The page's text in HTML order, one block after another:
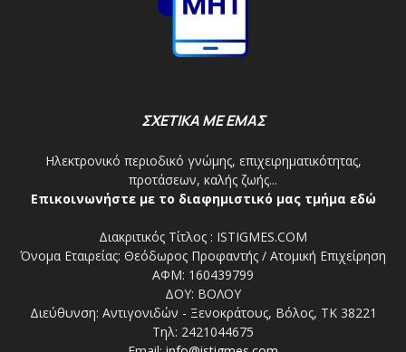
ΣΧΕΤΙΚΑ ΜΕ ΕΜΑΣ
Ηλεκτρονικό περιοδικό γνώμης, επιχειρηματικότητας,
προτάσεων, καλής ζωής...
Επικοινωνήστε με το διαφημιστικό μας τμήμα εδώ
Διακριτικός Τίτλος : ISTIGMES.COM
Όνομα Εταιρείας: Θεόδωρος Προφαντής / Ατομική Επιχείρηση
ΑΦΜ: 160439799
ΔΟΥ: ΒΟΛΟΥ
Διεύθυνση: Αντιγονιδών - Ξενοκράτους, Βόλος, ΤΚ 38221
Τηλ: 2421044675